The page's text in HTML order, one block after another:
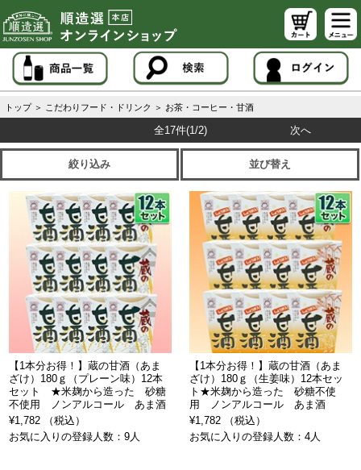
トップ ＞ こだわりフード・ドリンク ＞ お茶・コーヒー・甘酒
全17件(1/2) 次へ
絞り込み 並び替え
【1本分お得！】蔵の甘酒（あま
ざけ）180ｇ（プレーン味）12本
セット ★米麹から造った 砂糖
不使用 ノンアルコール あま酒
¥1,782 （税込）
お気に入りの登録人数：9人
【1本分お得！】蔵の甘酒（あま
ざけ）180ｇ（生姜味）12本セッ
ト★米麹から造った 砂糖不使
用 ノンアルコール あま酒
¥1,782 （税込）
お気に入りの登録人数：4人